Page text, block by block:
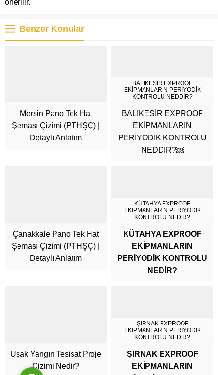
önerilir.
Benzer Konular
Mersin Pano Tek Hat
Şeması Çizimi (PTHŞÇ) |
Detaylı Anlatım
BALIKESİR EXPROOF
EKİPMANLARIN PERİYODİK
KONTROLU NEDDİR?
BALIKESİR EXPROOF
EKİPMANLARIN
PERİYODİK KONTROLU
NEDDİR?￼
Çanakkale Pano Tek Hat
Şeması Çizimi (PTHŞÇ) |
Detaylı Anlatım
KÜTAHYA EXPROOF
EKİPMANLARIN PERİYODİK
KONTROLU NEDİR?
KÜTAHYA EXPROOF
EKİPMANLARIN
PERİYODİK KONTROLU
NEDİR?
Uşak Yangın Tesisat Proje
Çizimi Nedir?
ŞIRNAK EXPROOF
EKİPMANLARIN PERİYODİK
KONTROLU NEDİR?
ŞIRNAK EXPROOF
EKİPMANLARIN